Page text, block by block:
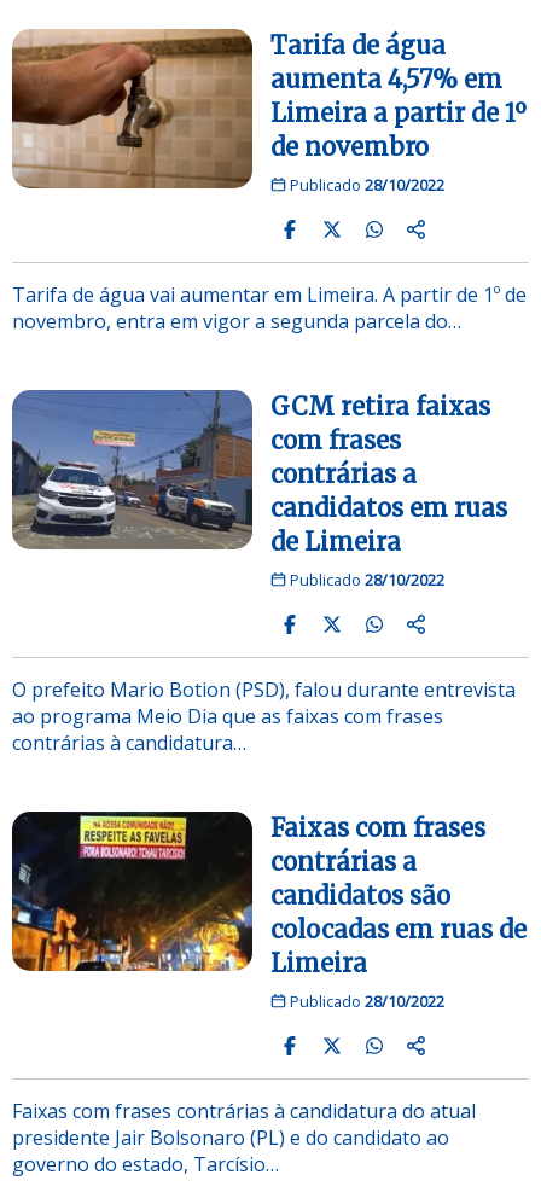
Tarifa de água
aumenta 4,57% em
Limeira a partir de 1º
de novembro
Publicado 28/10/2022
Tarifa de água vai aumentar em Limeira. A partir de 1º de
novembro, entra em vigor a segunda parcela do…
GCM retira faixas
com frases
contrárias a
candidatos em ruas
de Limeira
Publicado 28/10/2022
O prefeito Mario Botion (PSD), falou durante entrevista
ao programa Meio Dia que as faixas com frases
contrárias à candidatura…
Faixas com frases
contrárias a
candidatos são
colocadas em ruas de
Limeira
Publicado 28/10/2022
Faixas com frases contrárias à candidatura do atual
presidente Jair Bolsonaro (PL) e do candidato ao
governo do estado, Tarcísio…